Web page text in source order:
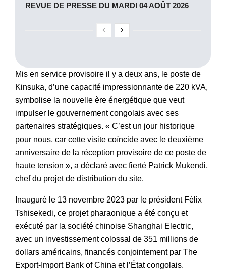
REVUE DE PRESSE DU MARDI 04 AOÛT 2026
Mis en service provisoire il y a deux ans, le poste de
Kinsuka, d’une capacité impressionnante de 220 kVA,
symbolise la nouvelle ère énergétique que veut
impulser le gouvernement congolais avec ses
partenaires stratégiques. « C’est un jour historique
pour nous, car cette visite coïncide avec le deuxième
anniversaire de la réception provisoire de ce poste de
haute tension », a déclaré avec fierté Patrick Mukendi,
chef du projet de distribution du site.
Inauguré le 13 novembre 2023 par le président Félix
Tshisekedi, ce projet pharaonique a été conçu et
exécuté par la société chinoise Shanghai Electric,
avec un investissement colossal de 351 millions de
dollars américains, financés conjointement par The
Export-Import Bank of China et l’État congolais.